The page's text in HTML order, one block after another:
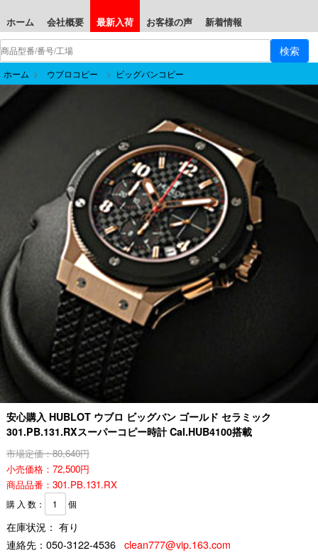
ホーム 会社概要 最新入荷 お客様の声 新着情報
ホーム > ウブロコピー > ビッグバンコピー
安心購入 HUBLOT ウブロ ビッグバン ゴールド セラミック
301.PB.131.RXスーパーコピー時計 Cal.HUB4100搭載
市場定価：80,640円
小売価格：72,500円
商品品番：301.PB.131.RX
購 入 数： 個
在庫状況： 有り
連絡先： 050-3122-4536 clean777@vip.163.com